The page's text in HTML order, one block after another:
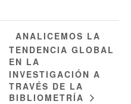
ANALICEMOS LA
TENDENCIA GLOBAL
EN LA
INVESTIGACIÓN A
TRAVÉS DE LA
BIBLIOMETRÍA